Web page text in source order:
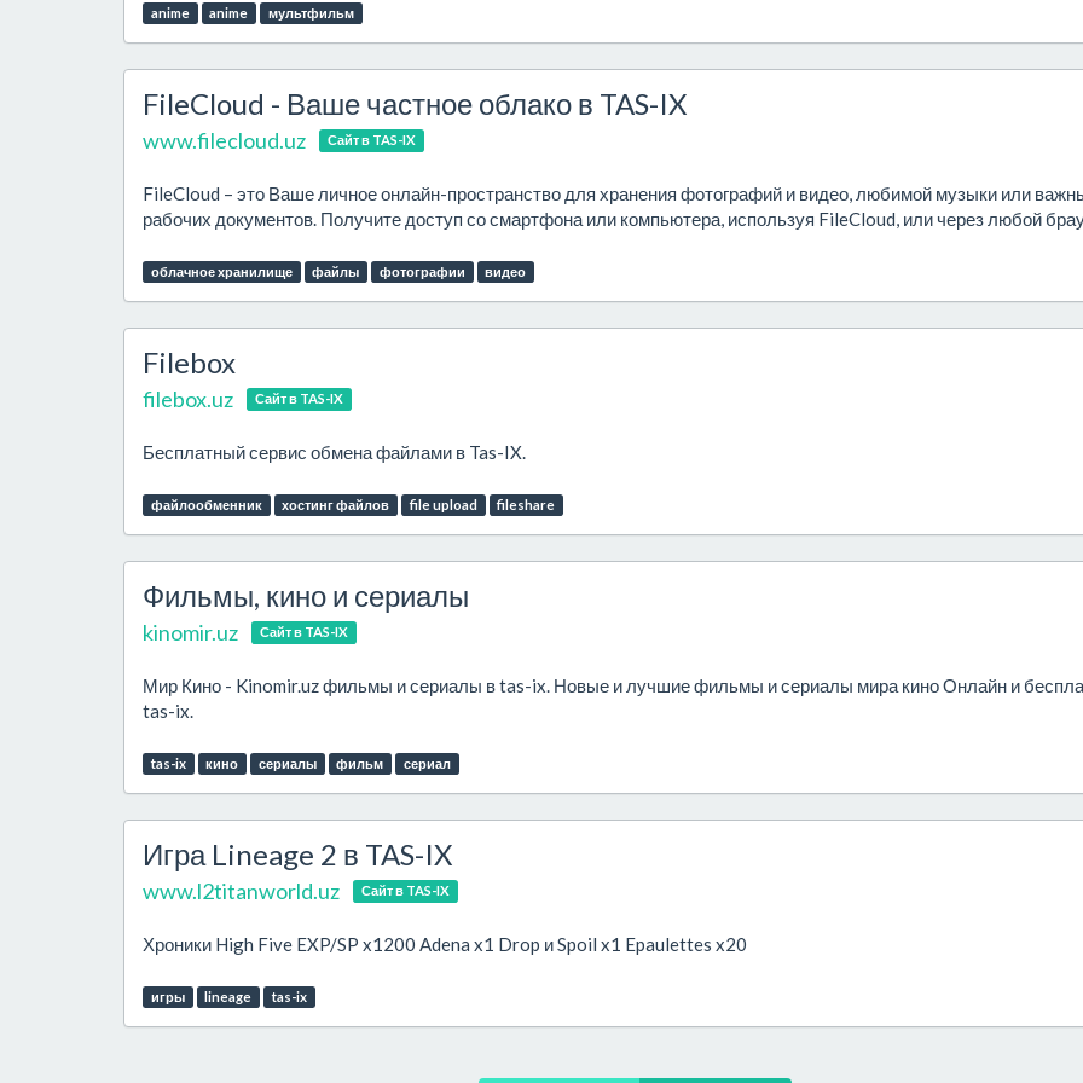
anime anime мультфильм
FileCloud - Ваше частное облако в TAS-IX
www.filecloud.uz Сайт в TAS-IX
FileCloud – это Ваше личное онлайн-пространство для хранения фотографий и видео, любимой музыки или
рабочих документов. Получите доступ со смартфона или компьютера, используя FileCloud, или через любой
облачное хранилище файлы фотографии видео
Filebox
filebox.uz Сайт в TAS-IX
Бесплатный сервис обмена файлами в Tas-IX.
файлообменник хостинг файлов file upload fileshare
Фильмы, кино и сериалы
kinomir.uz Сайт в TAS-IX
Мир Кино - Kinomir.uz фильмы и сериалы в tas-ix. Новые и лучшие фильмы и сериалы мира кино Онлайн и
tas-ix.
tas-ix кино сериалы фильм сериал
Игра Lineage 2 в TAS-IX
www.l2titanworld.uz Сайт в TAS-IX
Хроники High Five EXP/SP x1200 Adena x1 Drop и Spoil x1 Epaulettes x20
игры lineage tas-ix